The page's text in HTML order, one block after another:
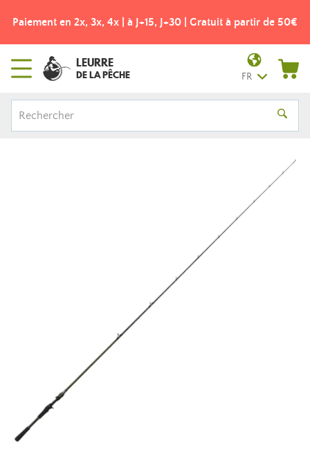
Paiement en 2x, 3x, 4x | à J+15, J+30 | Gratuit à partir de 50€
LEURRE
DE LA PÊCHE FR